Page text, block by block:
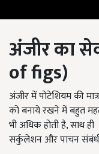
अंजीर का
of figs)
अंजीर में पोटेशियम की
को बनाये रखने में बहुत
भी अधिक होती है, साथ
सर्कुलेशन और पाचन